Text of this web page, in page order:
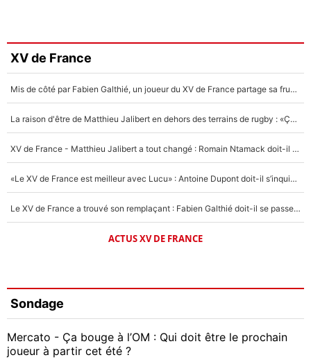
XV de France
Mis de côté par Fabien Galthié, un joueur du XV de France partage sa frustration : «ils ne me l’ont pas dit tout de suite»
La raison d'être de Matthieu Jalibert en dehors des terrains de rugby : «Ça m'atteint autant que si tu touches à un membre de ma famille»
XV de France - Matthieu Jalibert a tout changé : Romain Ntamack doit-il s’inquiéter pour sa place à un an de la Coupe du monde ?
«Le XV de France est meilleur avec Lucu» : Antoine Dupont doit-il s’inquiéter pour sa place ?
Le XV de France a trouvé son remplaçant : Fabien Galthié doit-il se passer d'Antoine Dupont ?
ACTUS XV DE FRANCE
Sondage
Mercato - Ça bouge à l’OM : Qui doit être le prochain
joueur à partir cet été ?